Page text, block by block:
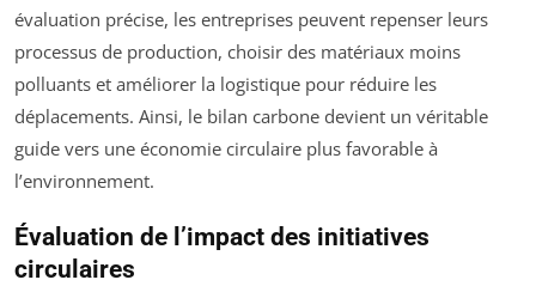
évaluation précise, les entreprises peuvent repenser leurs
processus de production, choisir des matériaux moins
polluants et améliorer la logistique pour réduire les
déplacements. Ainsi, le bilan carbone devient un véritable
guide vers une économie circulaire plus favorable à
l’environnement.
Évaluation de l’impact des initiatives
circulaires